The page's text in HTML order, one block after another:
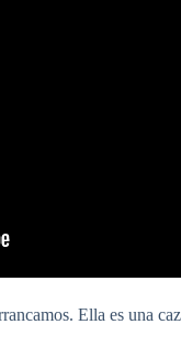
Ella es una